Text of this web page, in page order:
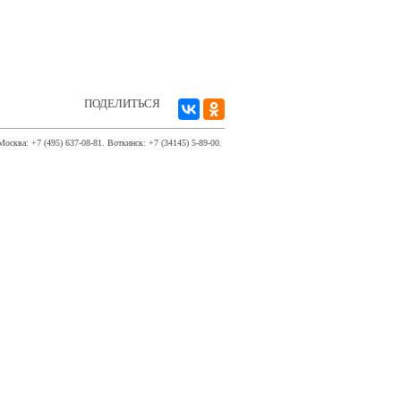
ПОДЕЛИТЬСЯ
+7 (495) 637-08-81. Воткинск: +7 (34145) 5-89-00.